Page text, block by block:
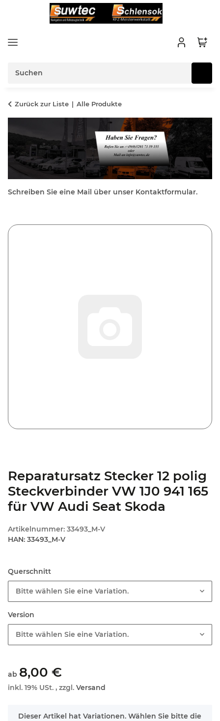
Zurück zur Liste Alle Produkte
Schreiben Sie eine Mail über unser Kontaktformular.
Reparatursatz Stecker 12 polig
Steckverbinder VW 1J0 941 165
für VW Audi Seat Skoda
Artikelnummer: 33493_M-V
HAN: 33493_M-V
Querschnitt
Bitte wählen Sie eine Variation.
Version
Bitte wählen Sie eine Variation.
ab 8,00 €
inkl. 19% USt. , zzgl. Versand
x
Dieser Artikel hat Variationen. Wählen Sie bitte die